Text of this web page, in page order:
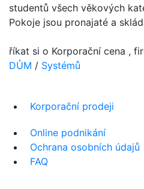
studentů všech věkových
Pokoje jsou pronajaté a
říkat si o Korporační cena ,
DŮM / Systémů
Korporační prodeji
Online podnikání
Ochrana osobních údajů
FAQ